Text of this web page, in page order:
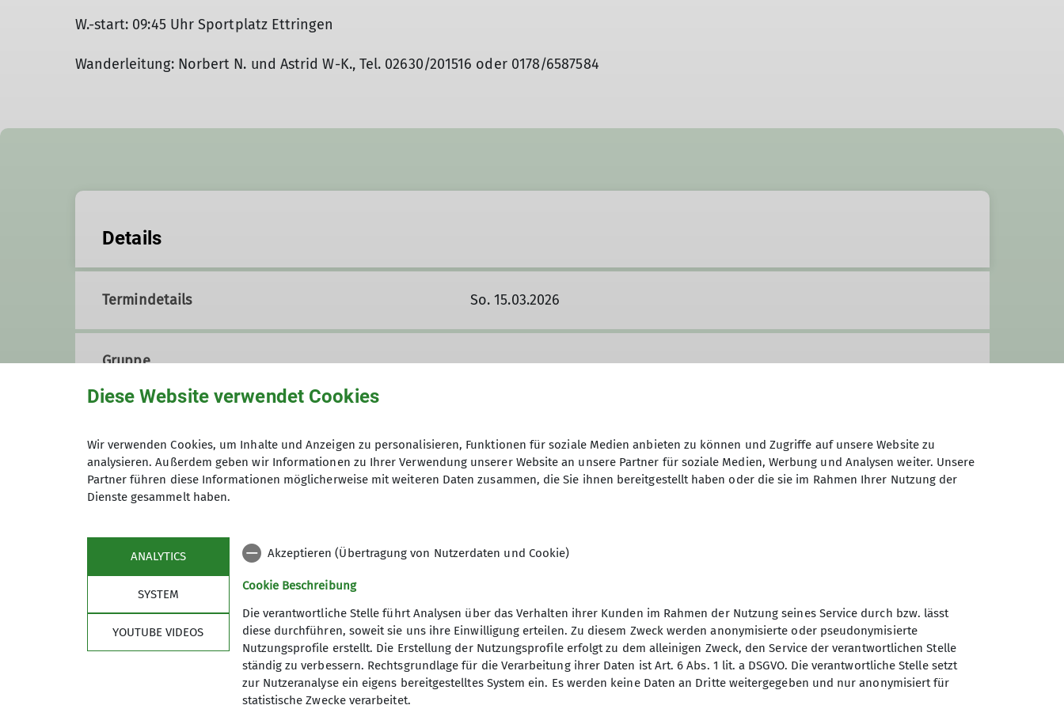
W.-start: 09:45 Uhr Sportplatz Ettringen
Wanderleitung: Norbert N. und Astrid W-K., Tel. 02630/201516 oder 0178/6587584
Details
Termindetails So. 15.03.2026
Gruppe
Wir sind eine Gruppe von Wanderfreund*innen, die ihre Freizeit mit Tageswanderungen im Umkreis bis etwa 100 km um
Einzelheiten zur Wanderung können bei der jeweiligen Wanderleitung erfragt werden.
Wichtige Hinweise:
Rechtzeitige Anmeldung bei der Wanderleitung ist erforderlich - spätestens 2 Tage vor dem Termin.
Gäste sind herzlich willkommen, müssen aber den Anforderungen der Wanderung gewachsen sein. Nach dreimaligem
Mitwandern ist die Mitgliedschaft im DAV zu erwerben.
Die Teilnahme an allen Veranstaltungen erfolgt auf eigenes Risiko. Im Schadensfall jeder Art können Haftungsansprüche,
soweit sie nicht durch die Pauschalversicherung des DAV gedeckt sind, gegenüber dem Verein oder den von ihm
beauftragten Personen nicht geltend gemacht werden.
Programm
Vorträge
DAV
Sektion Koblenz des
Deutschen Alpenvereins e.V.
Kolonnenweg 7
Diese Website verwendet Cookies
Wir verwenden Cookies, um Inhalte und Anzeigen zu personalisieren, Funktionen für soziale Medien anbieten zu können und Zugriffe auf unsere Website zu
analysieren. Außerdem geben wir Informationen zu Ihrer Verwendung unserer Website an unsere Partner für soziale Medien, Werbung und Analysen weiter. Unsere
Partner führen diese Informationen möglicherweise mit weiteren Daten zusammen, die Sie ihnen bereitgestellt haben oder die sie im Rahmen Ihrer Nutzung der
Dienste gesammelt haben.
ANALYTICS
SYSTEM
YOUTUBE VIDEOS
Akzeptieren (Übertragung von Nutzerdaten und Cookie)
Cookie Beschreibung
Die verantwortliche Stelle führt Analysen über das Verhalten ihrer Kunden im Rahmen der Nutzung seines Service durch bzw. lässt
diese durchführen, soweit sie uns ihre Einwilligung erteilen. Zu diesem Zweck werden anonymisierte oder pseudonymisierte
Nutzungsprofile erstellt. Die Erstellung der Nutzungsprofile erfolgt zu dem alleinigen Zweck, den Service der verantwortlichen Stelle
ständig zu verbessern. Rechtsgrundlage für die Verarbeitung ihrer Daten ist Art. 6 Abs. 1 lit. a DSGVO. Die verantwortliche Stelle setzt
zur Nutzeranalyse ein eigens bereitgestelltes System ein. Es werden keine Daten an Dritte weitergegeben und nur anonymisiert für
statistische Zwecke verarbeitet.